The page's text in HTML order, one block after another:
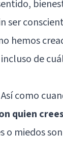
ser
hemos
de
como
quien
o miedos